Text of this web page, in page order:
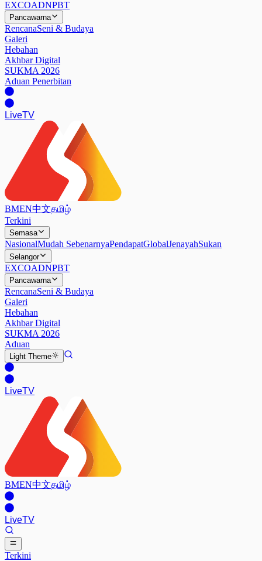
EXCOADNPBT
Pancawarna
RencanaSeni & Budaya
Galeri
Hebahan
Akhbar Digital
SUKMA 2026
Aduan Penerbitan
LiveTV
BMEN中文தமிழ்
Terkini
Semasa
NasionalMudah SebenarnyaPendapatGlobalJenayahSukan
Selangor
EXCOADNPBT
Pancawarna
RencanaSeni & Budaya
Galeri
Hebahan
Akhbar Digital
SUKMA 2026
Aduan
Light Theme
LiveTV
BMEN中文தமிழ்
LiveTV
Terkini